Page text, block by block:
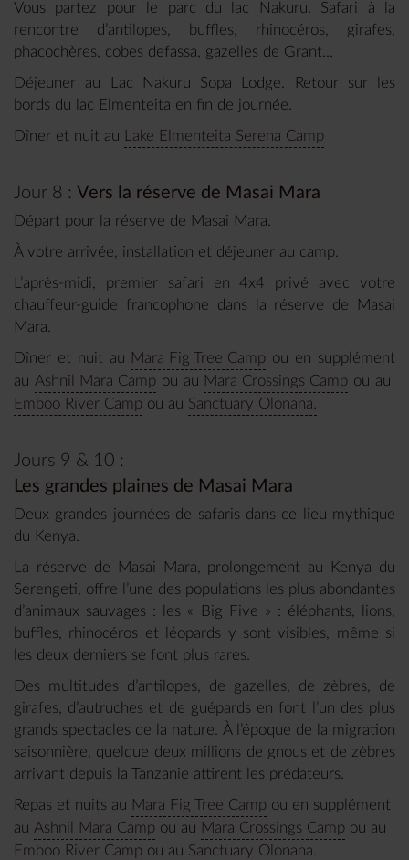
Vous partez pour le parc du lac Nakuru. Safari à la
rencontre d’antilopes, buffles, rhinocéros, girafes,
phacochères, cobes defassa, gazelles de Grant...
Déjeuner au Lac Nakuru Sopa Lodge. Retour sur les
bords du lac Elmenteita en fin de journée.
Dîner et nuit au
Lake Elmenteita Serena Camp
Jour 8 : Vers la réserve de Masai Mara
Départ pour la réserve de Masai Mara.
À votre arrivée, installation et déjeuner au camp.
L’après-midi, premier safari en 4x4 privé avec votre
chauffeur-guide francophone dans la réserve de Masai
Mara.
Dîner et nuit au Mara Fig Tree Camp ou en supplément
au Ashnil Mara Campou au Mara Crossings Camp ou au
Emboo River Camp ou au Sanctuary Olonana.
Jours 9 & 10 :
Les grandes plaines de Masai Mara
Deux grandes journées de safaris dans ce lieu mythique
du Kenya.
La réserve de Masai Mara, prolongement au Kenya du
Serengeti, offre l’une des populations les plus abondantes
d’animaux sauvages : les « Big Five » : éléphants, lions,
buffles, rhinocéros et léopards y sont visibles, même si
les deux derniers se font plus rares.
Des multitudes d’antilopes, de gazelles, de zèbres, de
girafes, d’autruches et de guépards en font l’un des plus
grands spectacles de la nature. À l’époque de la migration
saisonnière, quelque deux millions de gnous et de zèbres
arrivant depuis la Tanzanie attirent les prédateurs.
Repas et nuits au Mara Fig Tree Camp ou en supplément
au Ashnil Mara Camp ou au Mara Crossings Camp ou au
Emboo River Camp ou au Sanctuary Olonana.